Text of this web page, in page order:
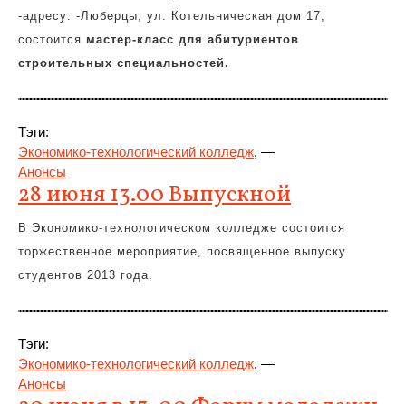
-адресу: -Люберцы, ул. Котельническая дом 17,
состоится мастер-класс для абитуриентов
строительных специальностей.
Тэги:
Экономико-технологический колледж, —
Анонсы
28 июня 13.00 Выпускной
В Экономико-технологическом колледже состоится
торжественное мероприятие, посвященное выпуску
студентов 2013 года.
Тэги:
Экономико-технологический колледж, —
Анонсы